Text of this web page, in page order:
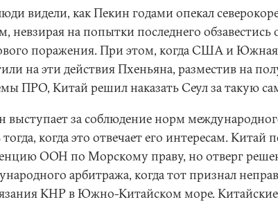
видели, как Пекин годами опекал
невзирая на попытки последнего
поражения. При этом, когда США и
на эти действия Пхеньяна, разместив на
ПРО, Китай решил наказать Сеул за такую
выступает за соблюдение норм
когда это отвечает его интересам. Китай
ООН по Морскому праву, но отверг
арбитража, когда тот признал
КНР в Южно-Китайском море.